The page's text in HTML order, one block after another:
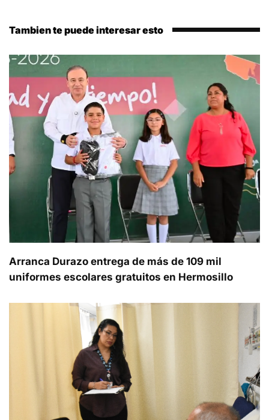
Tambien te puede interesar esto
Arranca Durazo entrega de más de 109 mil
uniformes escolares gratuitos en Hermosillo